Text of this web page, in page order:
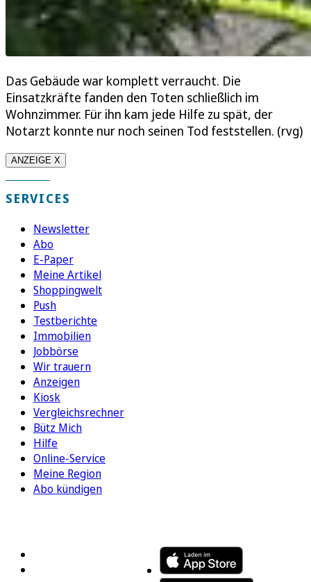
Das Gebäude war komplett verraucht. Die
Einsatzkräfte fanden den Toten schließlich im
Wohnzimmer. Für ihn kam jede Hilfe zu spät, der
Notarzt konnte nur noch seinen Tod feststellen. (rvg)
ANZEIGE X
SERVICES
Newsletter
Abo
E-Paper
Meine Artikel
Shoppingwelt
Push
Testberichte
Immobilien
Jobbörse
Wir trauern
Anzeigen
Kiosk
Vergleichsrechner
Bütz Mich
Hilfe
Online-Service
Meine Region
Abo kündigen